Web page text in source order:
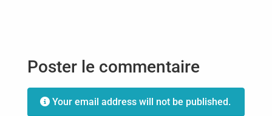
Poster le commentaire
Your email address will not be published.